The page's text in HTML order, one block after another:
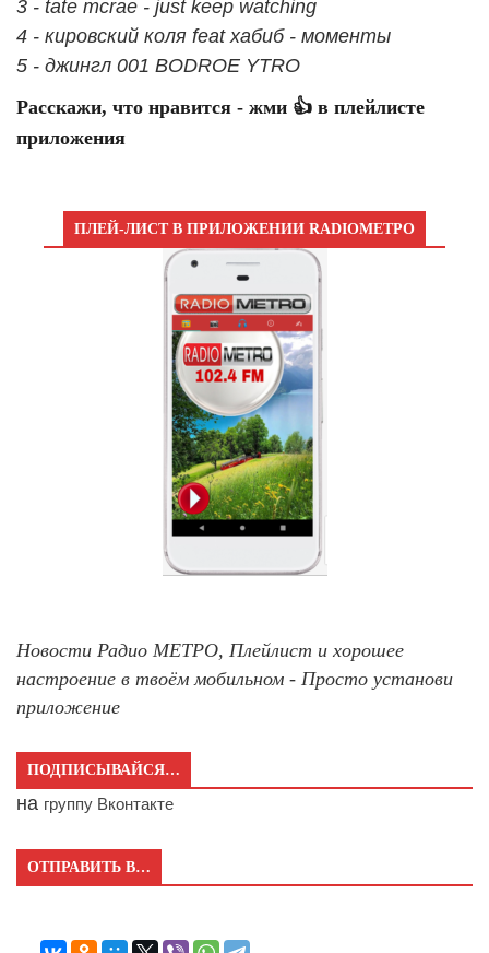
3 - tate mcrae - just keep watching
4 - кировский коля feat хабиб - моменты
5 - джингл 001 BODROE YTRO
Расскажи, что нравится - жми 👍 в плейлисте
приложения
ПЛЕЙ-ЛИСТ В ПРИЛОЖЕНИИ RADIOМЕТРО
Новости Радио МЕТРО, Плейлист и хорошее
настроение в твоём мобильном - Просто установи
приложение
ПОДПИСЫВАЙСЯ…
на группу Вконтакте
ОТПРАВИТЬ В…